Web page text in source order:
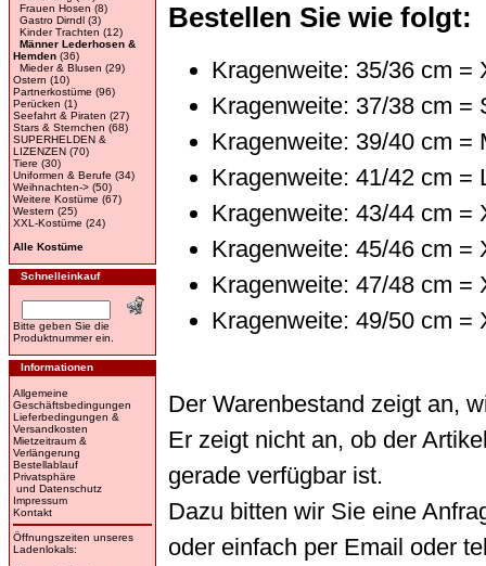
Frauen Hosen (8)
Gastro Dirndl (3)
Kinder Trachten (12)
Männer Lederhosen &
Hemden (36)
Mieder & Blusen (29)
Ostern (10)
Partnerkostüme (96)
Perücken (1)
Seefahrt & Piraten (27)
Stars & Sternchen (68)
SUPERHELDEN &
LIZENZEN (70)
Tiere (30)
Uniformen & Berufe (34)
Weihnachten-> (50)
Weitere Kostüme (67)
Western (25)
XXL-Kostüme (24)
Alle Kostüme
Schnelleinkauf
Bitte geben Sie die
Produktnummer ein.
Informationen
Allgemeine
Geschäftsbedingungen
Lieferbedingungen &
Versandkosten
Mietzeitraum &
Verlängerung
Bestellablauf
Privatsphäre
und Datenschutz
Impressum
Kontakt
Öffnungszeiten unseres
Ladenlokals:
Bestellen Sie wie folgt:
Kragenweite: 35/36 cm =
Kragenweite: 37/38 cm =
Kragenweite: 39/40 cm =
Kragenweite: 41/42 cm =
Kragenweite: 43/44 cm =
Kragenweite: 45/46 cm =
Kragenweite: 47/48 cm =
Kragenweite: 49/50 cm =
Der Warenbestand zeigt an,
Er zeigt nicht an, ob der
gerade verfügbar ist.
Dazu bitten wir Sie eine
oder einfach per Email oder